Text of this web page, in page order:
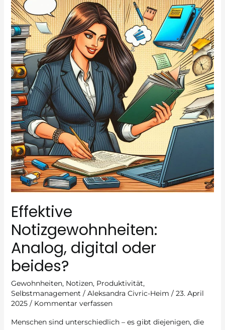
unsichtbaren
Hindernisse
(oder
auch
Booster)
für
Ihre
Produktivität
Effektive
Notizgewohnheiten:
Analog, digital oder
beides?
Gewohnheiten, Notizen, Produktivität,
Selbstmanagement / Aleksandra Civric-Heim / 23. April
2025 / Kommentar verfassen
Menschen sind unterschiedlich – es gibt diejenigen, die